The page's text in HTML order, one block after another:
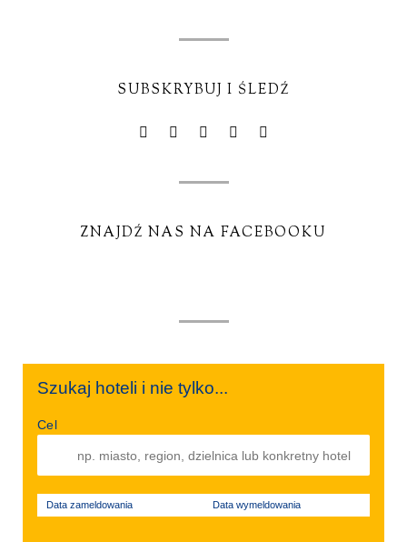
SUBSKRYBUJ I ŚLEDŹ
ZNAJDŹ NAS NA FACEBOOKU
Szukaj hoteli i nie tylko...
Cel
Data zameldowania Data wymeldowania